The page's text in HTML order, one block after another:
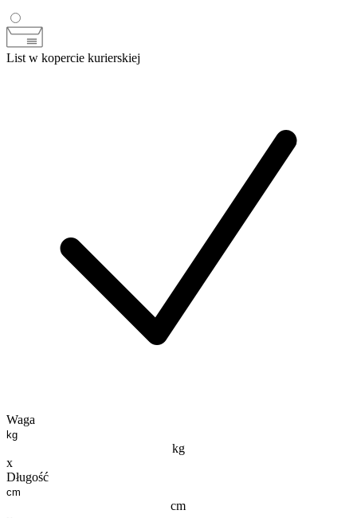
List w kopercie kurierskiej
Waga
kg
x
Długość
cm